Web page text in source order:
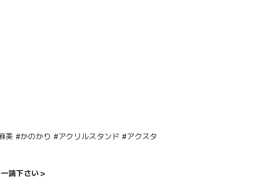
美 #かのかり #アクリルスタンド #アクスタ
読下さい＞